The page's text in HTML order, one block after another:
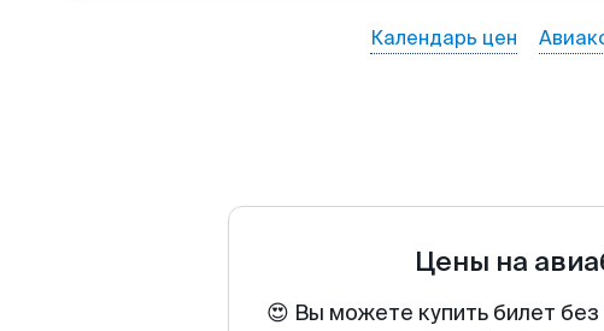
Календарь цен
Цены на
😍 Вы можете купить билет